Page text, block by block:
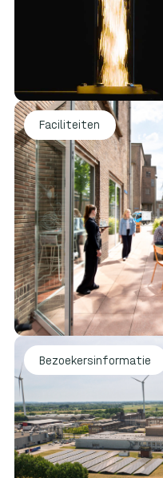
Faciliteiten
Bezoekersinformatie